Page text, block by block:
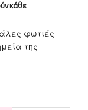
κάθε
φωτιές
της